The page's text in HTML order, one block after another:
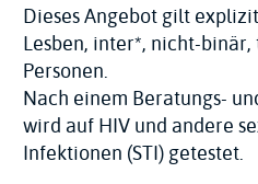
Dieses Angebot gilt
Lesben, inter*, nicht-
Personen.
Nach einem Beratungs-
wird auf HIV und andere
Infektionen (STI) getestet.